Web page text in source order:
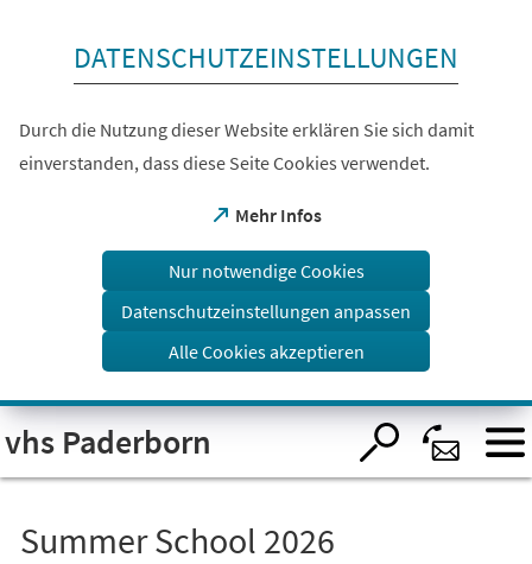
Visuelle
Assistenzsoftware
öffnen.
DATENSCHUTZEINSTELLUNGEN
Durch die Nutzung dieser Website erklären Sie sich damit
einverstanden, dass diese Seite Cookies verwendet.
Mehr Infos
(Öffnet
einem
Tab)
Nur notwendige Cookies
Datenschutzeinstellungen anpassen
Alle Cookies akzeptieren
vhs Paderborn
Summer School 2026